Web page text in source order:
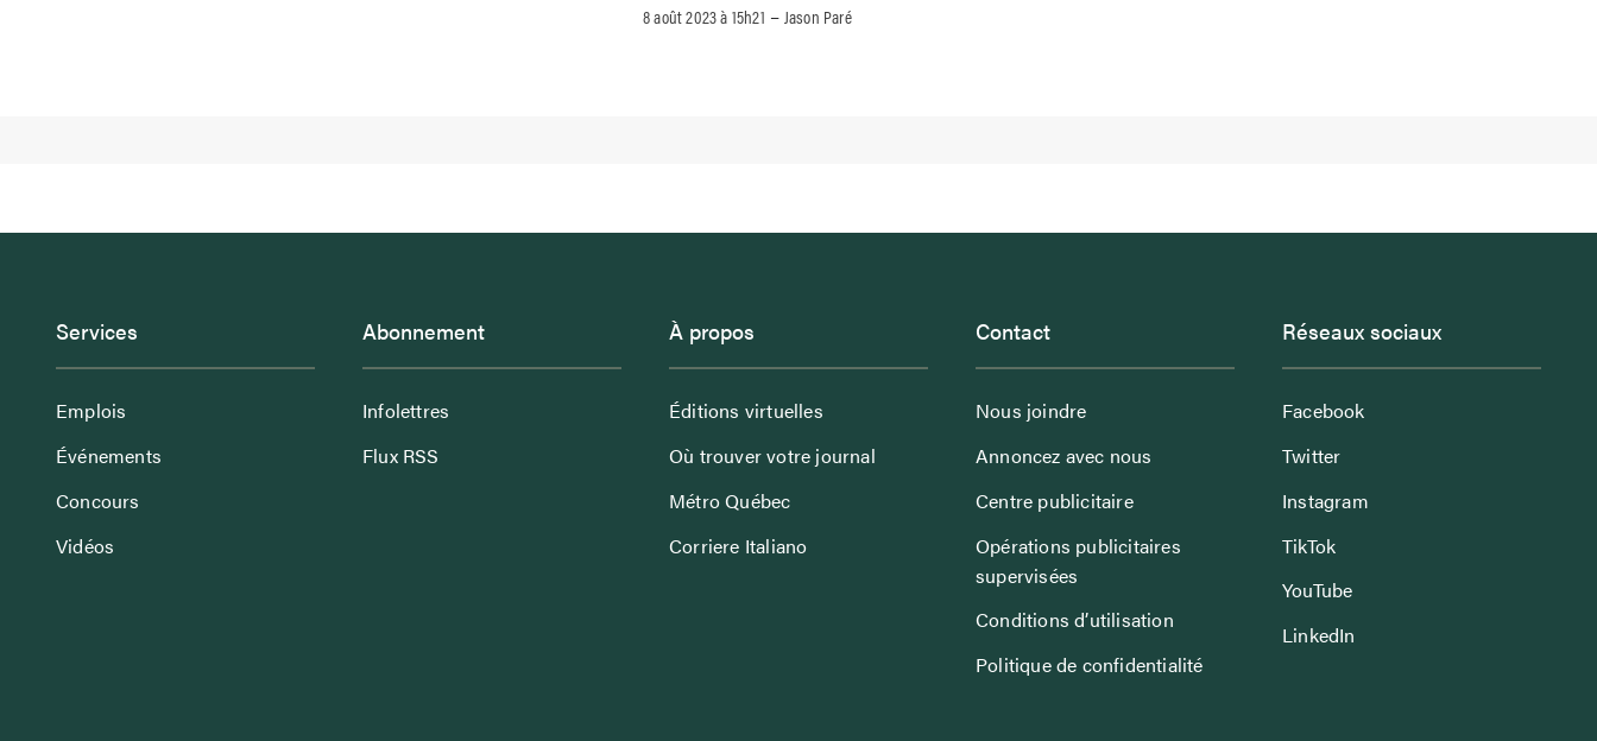
8 août 2023 à 15h21 – Jason Paré
Services
Emplois
Événements
Concours
Vidéos
Abonnement
Infolettres
Flux RSS
À propos
Éditions virtuelles
Où trouver votre journal
Métro Québec
Corriere Italiano
Contact
Nous joindre
Annoncez avec nous
Centre publicitaire
Opérations publicitaires
supervisées
Conditions d’utilisation
Politique de confidentialité
Réseaux sociaux
Facebook
Twitter
Instagram
TikTok
YouTube
LinkedIn